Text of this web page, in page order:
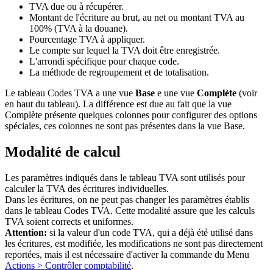
TVA due ou à récupérer.
Montant de l'écriture au brut, au net ou montant TVA au
100% (TVA à la douane).
Pourcentage TVA à appliquer.
Le compte sur lequel la TVA doit être enregistrée.
L'arrondi spécifique pour chaque code.
La méthode de regroupement et de totalisation.
Le tableau Codes TVA a une vue Base e une vue Complète (voir
en haut du tableau). La différence est due au fait que la vue
Complète présente quelques colonnes pour configurer des options
spéciales, ces colonnes ne sont pas présentes dans la vue Base.
Modalité de calcul
Les paramètres indiqués dans le tableau TVA sont utilisés pour
calculer la TVA des écritures individuelles.
Dans les écritures, on ne peut pas changer les paramètres établis
dans le tableau Codes TVA. Cette modalité assure que les calculs
TVA soient corrects et uniformes.
Attention: si la valeur d'un code TVA, qui a déjà été utilisé dans
les écritures, est modifiée, les modifications ne sont pas directement
reportées, mais il est nécessaire d'activer la commande du Menu
Actions > Contrôler comptabilité.